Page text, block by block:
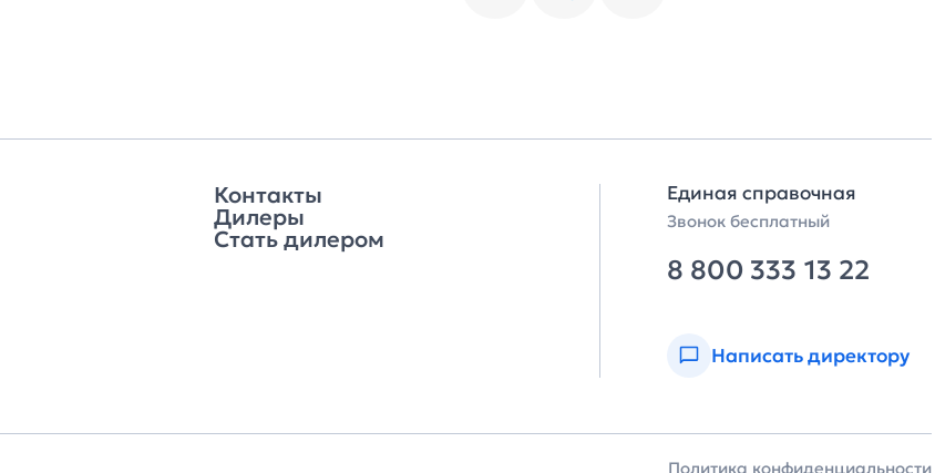
Контакты
Дилеры
Стать дилером
Единая справочная
Звонок бесплатный
8 800 333 13 22
Написать директору
Политика конфиденциальности